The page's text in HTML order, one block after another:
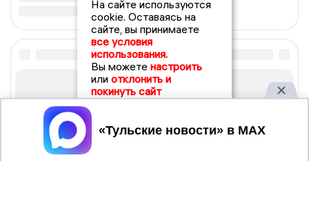
На сайте используются
cookie. Оставаясь на
сайте, вы принимаете
все условия
использования.
Вы можете настроить
или отклонить и
покинуть сайт
Принять